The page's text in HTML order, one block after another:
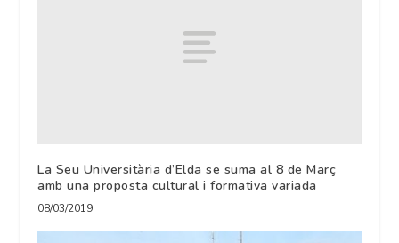
La Seu Universitària d’Elda se suma al 8 de Març
amb una proposta cultural i formativa variada
08/03/2019